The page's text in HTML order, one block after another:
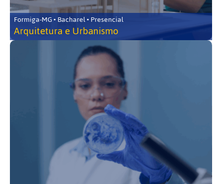
Formiga-MG • Bacharel • Presencial
Arquitetura e Urbanismo